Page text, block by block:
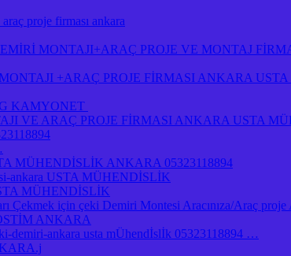
proje firması ankara
MONTAJI+ARAÇ PROJE VE MONTAJ
+ARAÇ PROJE FİRMASI ANKARA
KAMYONET
VE ARAÇ PROJE FİRMASI ANKARA USTA
MÜHENDİSLİK ANKARA 05323118894
ankara USTA MÜHENDİSLİK
MÜHENDİSLİK
için çeki Demiri Montesi Aracınıza/Araç
ANKARA
demiri-ankara usta mÜhendİslİk 05323118894 …